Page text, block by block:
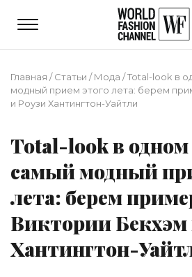
Главная /Статьи /Мода /Total-look в
модный прием этого лета: берем
и Роузи Хантингтон-Уайтли
Total-look в одном
самый модный
лета: берем
Виктории Бекхэм
Хантингтон-